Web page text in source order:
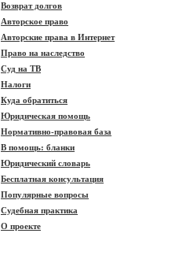
Возврат долгов
Авторское право
Авторские права в Интернет
Право на наследство
Суд на ТВ
Налоги
Куда обратиться
Юридическая помощь
Нормативно-правовая база
В помощь: бланки
Юридический словарь
Бесплатная консультация
Популярные вопросы
Судебная практика
О проекте